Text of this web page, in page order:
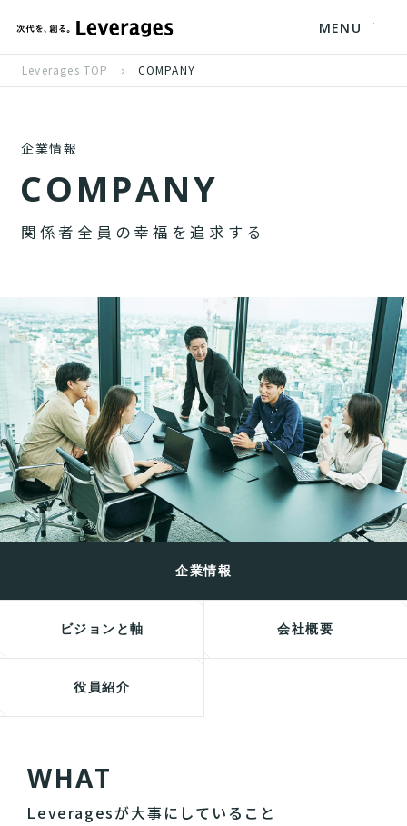
MENU
Leverages TOP COMPANY
企業情報
COMPANY
関 係者 全 員 の 幸 福 を追 求 す る
企業情報
ビジョンと軸 会社概要
役員紹介
WHAT
Leveragesが大事にしていること